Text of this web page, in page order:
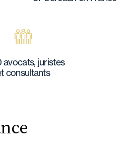
avocats, juristes
consultants